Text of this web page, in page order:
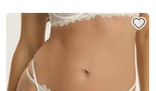
без лишних линий.
покрытию, стринги
складок под брюками,
струящихся тканей, делая их
безупречного образа.
Фильтр товаров